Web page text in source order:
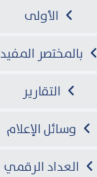
الأولى
بالمختصر المفيد
التقارير
وسائل الإعلام
العداد الرقمي